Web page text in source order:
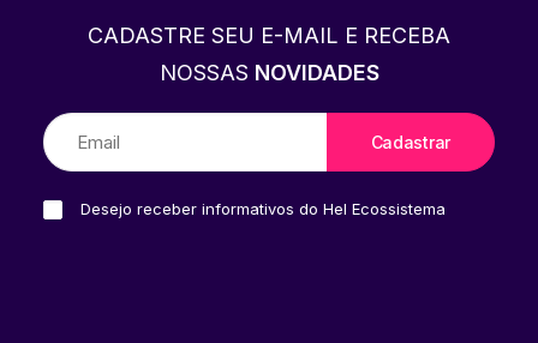
CADASTRE SEU E-MAIL E RECEBA
NOSSAS NOVIDADES
Desejo receber informativos do Hel Ecossistema